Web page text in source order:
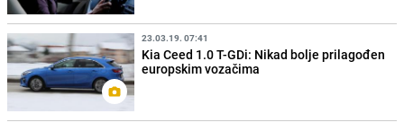
23.03.19. 07:41
Kia Ceed 1.0 T-GDi: Nikad bolje prilagođen
europskim vozačima